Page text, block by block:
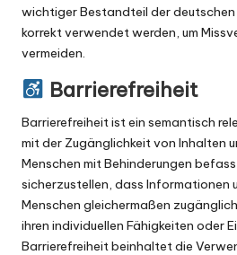
wichtiger Bestandteil der deutschen
korrekt verwendet werden, um
vermeiden.
Barrierefreiheit
Barrierefreiheit ist ein semantisch
mit der Zugänglichkeit von Inhalten
Menschen mit Behinderungen
sicherzustellen, dass Informationen
Menschen gleichermaßen
ihren individuellen Fähigkeiten oder
Barrierefreiheit beinhaltet die